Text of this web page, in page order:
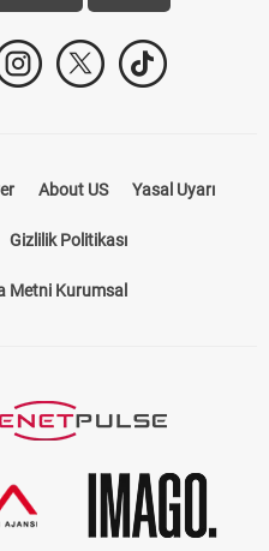
About US Yasal Uyarı
Gizlilik Politikası
Metni Kurumsal